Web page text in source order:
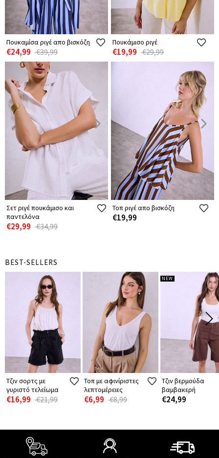
Πουκαμίσα ριγέ απο βισκόζη
€24,99 €39,99
Πουκάμισο ριγέ
€19,99 €29,99
Σετ ριγέ πουκάμισο και
παντελόνα
€29,99 €34,99
Τοπ ριγέ απο βισκόζη
€19,99
BEST-SELLERS
Τζιν σορτς με
γυριστό τελείωμα
€16,99 €21,99
Τοπ με αφινίριστες
λεπτομέρειες
€6,99 €8,99
NEW
Τζιν βερμούδα
βαμβακερή
€24,99